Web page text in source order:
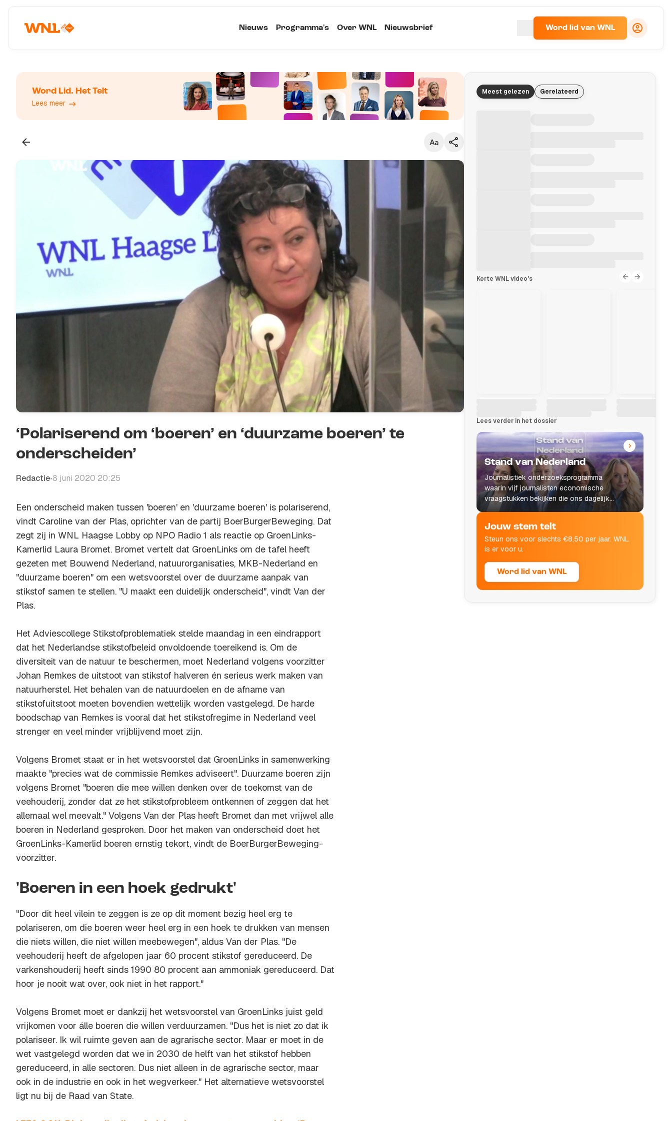
Nieuws Programma's Over WNL Nieuwsbrief Word lid van WNL
Word Lid. Het Telt
Lees meer
‘Polariserend om ‘boeren’ en ‘duurzame boeren’ te
onderscheiden’
Redactie•8 juni 2020 20:25
Een onderscheid maken tussen 'boeren' en 'duurzame boeren' is polariserend,
vindt Caroline van der Plas, oprichter van de partij BoerBurgerBeweging. Dat
zegt zij in WNL Haagse Lobby op NPO Radio 1 als reactie op GroenLinks-
Kamerlid Laura Bromet. Bromet vertelt dat GroenLinks om de tafel heeft
gezeten met Bouwend Nederland, natuurorganisaties, MKB-Nederland en
"duurzame boeren" om een wetsvoorstel over de duurzame aanpak van
stikstof samen te stellen. "U maakt een duidelijk onderscheid", vindt Van der
Plas.
Het Adviescollege Stikstofproblematiek stelde maandag in een eindrapport
dat het Nederlandse stikstofbeleid onvoldoende toereikend is. Om de
diversiteit van de natuur te beschermen, moet Nederland volgens voorzitter
Johan Remkes de uitstoot van stikstof halveren én serieus werk maken van
natuurherstel. Het behalen van de natuurdoelen en de afname van
stikstofuitstoot moeten bovendien wettelijk worden vastgelegd. De harde
boodschap van Remkes is vooral dat het stikstofregime in Nederland veel
strenger en veel minder vrijblijvend moet zijn.
Volgens Bromet staat er in het wetsvoorstel dat GroenLinks in samenwerking
maakte "precies wat de commissie Remkes adviseert". Duurzame boeren zijn
volgens Bromet "boeren die mee willen denken over de toekomst van de
veehouderij, zonder dat ze het stikstofprobleem ontkennen of zeggen dat het
allemaal wel meevalt." Volgens Van der Plas heeft Bromet dan met vrijwel alle
boeren in Nederland gesproken. Door het maken van onderscheid doet het
GroenLinks-Kamerlid boeren ernstig tekort, vindt de BoerBurgerBeweging-
voorzitter.
'Boeren in een hoek gedrukt'
"Door dit heel vilein te zeggen is ze op dit moment bezig heel erg te
polariseren, om die boeren weer heel erg in een hoek te drukken van mensen
die niets willen, die niet willen meebewegen", aldus Van der Plas. "De
veehouderij heeft de afgelopen jaar 60 procent stikstof gereduceerd. De
varkenshouderij heeft sinds 1990 80 procent aan ammoniak gereduceerd. Dat
hoor je nooit wat over, ook niet in het rapport."
Volgens Bromet moet er dankzij het wetsvoorstel van GroenLinks juist geld
vrijkomen voor álle boeren die willen verduurzamen. "Dus het is niet zo dat ik
polariseer. Ik wil ruimte geven aan de agrarische sector. Maar er moet in de
wet vastgelegd worden dat we in 2030 de helft van het stikstof hebben
gereduceerd, in alle sectoren. Dus niet alleen in de agrarische sector, maar
ook in de industrie en ook in het wegverkeer." Het alternatieve wetsvoorstel
ligt nu bij de Raad van State.
Meest gelezen Gerelateerd
Korte WNL video's
Lees verder in het dossier
Stand van Nederland
Journalistiek onderzoeksprogramma
waarin vijf journalisten economische
vraagstukken bekijken die ons dagelijks
leven raken.
Jouw stem telt
Steun ons voor slechts €8,50 per jaar. WNL
is er voor u.
Word lid van WNL